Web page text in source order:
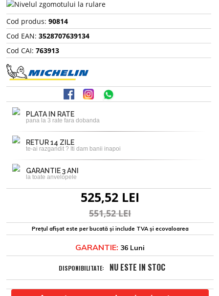
Cod produs: 90814
Cod EAN: 3528707639134
Cod CAI: 763913
PLATA IN RATE
pana la 3 rate fara dobanda
RETUR 14 ZILE
te-ai razgandit ? Iti dam banii inapoi
GARANTIE 3 ANI
la toate anvelopele
525,52 LEI
551,52 LEI
Prețul afișat este per bucată și include TVA și ecovaloarea
GARANTIE: 36 Luni
DISPONIBILITATE: NU ESTE IN STOC